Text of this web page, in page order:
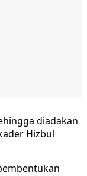
diadakan
Hizbul